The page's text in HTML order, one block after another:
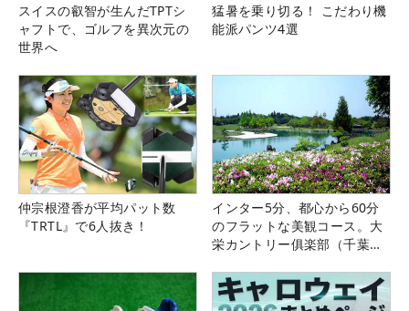
スイスの叡智が生んだTPTシ
ャフトで、ゴルフを異次元の
世界へ
猛暑を乗り切る！ こだわり機
能派パンツ4選
仲宗根澄香が平均パット数
『TRTL』で6人抜き！
インター5分、都心から60分
のフラットな美観コース。大
栄カントリー俱楽部（千葉